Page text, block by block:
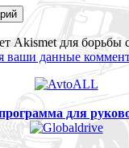
Akismet для борьбы
ваши данные
для